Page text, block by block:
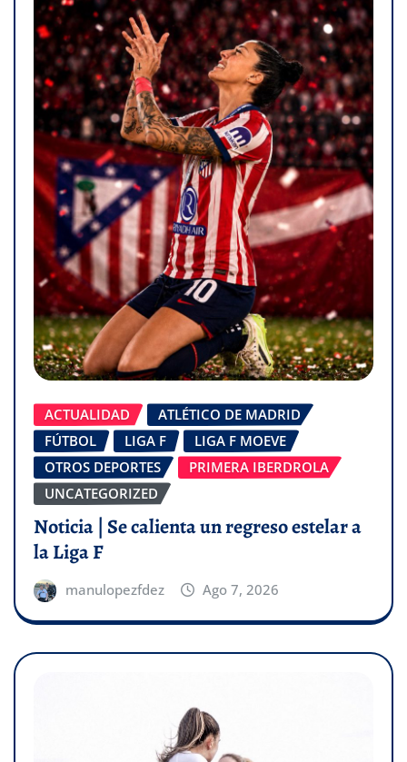
ACTUALIDAD
ATLÉTICO DE MADRID
FÚTBOL
LIGA F
LIGA F MOEVE
OTROS DEPORTES
PRIMERA IBERDROLA
UNCATEGORIZED
Noticia | Se calienta un regreso estelar a
la Liga F
manulopezfdez Ago 7, 2026